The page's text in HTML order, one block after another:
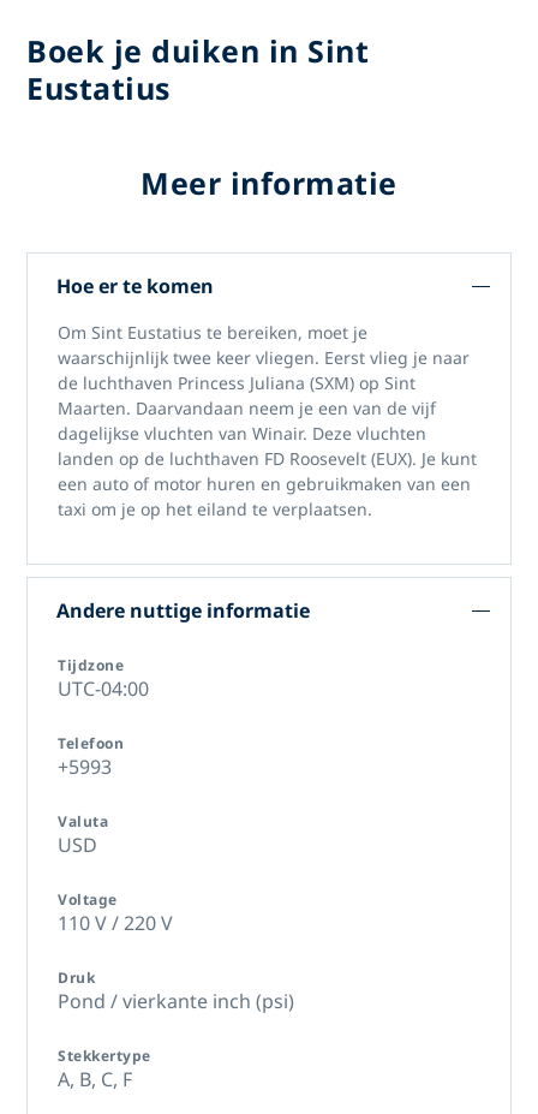
Boek je duiken in Sint
Eustatius
Meer informatie
Hoe er te komen
Om Sint Eustatius te bereiken, moet je
waarschijnlijk twee keer vliegen. Eerst vlieg je naar
de luchthaven Princess Juliana (SXM) op Sint
Maarten. Daarvandaan neem je een van de vijf
dagelijkse vluchten van Winair. Deze vluchten
landen op de luchthaven FD Roosevelt (EUX). Je kunt
een auto of motor huren en gebruikmaken van een
taxi om je op het eiland te verplaatsen.
Andere nuttige informatie
Tijdzone
UTC-04:00
Telefoon
+5993
Valuta
USD
Voltage
110 V / 220 V
Druk
Pond / vierkante inch (psi)
Stekkertype
A, B, C, F